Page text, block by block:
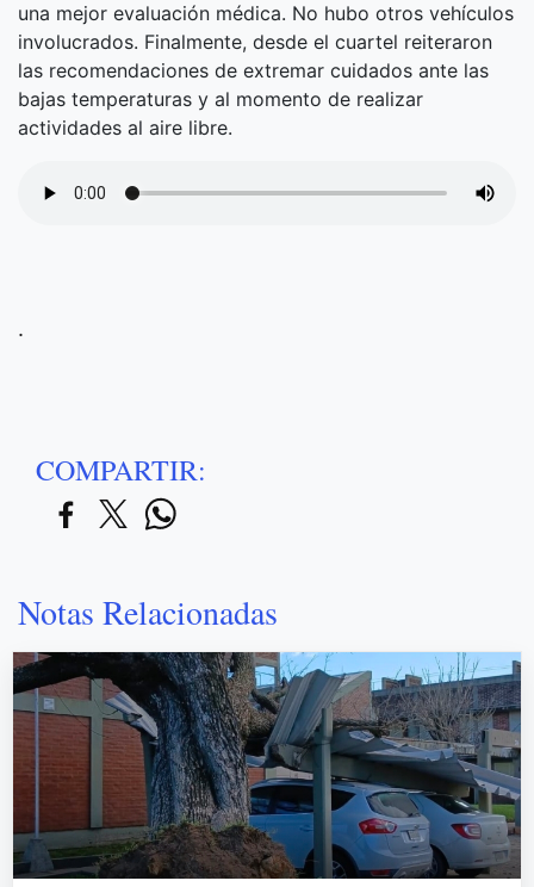
una mejor evaluación médica. No hubo otros vehículos
involucrados. Finalmente, desde el cuartel reiteraron
las recomendaciones de extremar cuidados ante las
bajas temperaturas y al momento de realizar
actividades al aire libre.
.
COMPARTIR:
Notas Relacionadas